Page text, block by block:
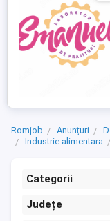
Romjob Anunțuri
Industrie alimentara
Categorii
Județe